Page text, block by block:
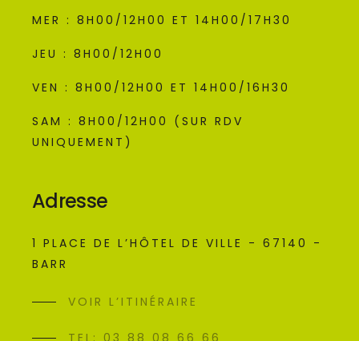
MER : 8H00/12H00 ET 14H00/17H30
JEU : 8H00/12H00
VEN : 8H00/12H00 ET 14H00/16H30
SAM : 8H00/12H00 (SUR RDV
UNIQUEMENT)
Adresse
1 PLACE DE L’HÔTEL DE VILLE - 67140 -
BARR
VOIR L’ITINÉRAIRE